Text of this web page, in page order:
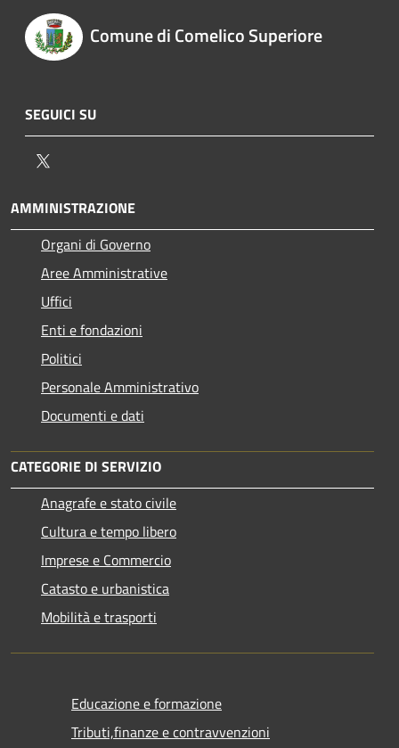
Comune di Comelico Superiore
SEGUICI SU
AMMINISTRAZIONE
Organi di Governo
Aree Amministrative
Uffici
Enti e fondazioni
Politici
Personale Amministrativo
Documenti e dati
CATEGORIE DI SERVIZIO
Anagrafe e stato civile
Cultura e tempo libero
Imprese e Commercio
Catasto e urbanistica
Mobilità e trasporti
Educazione e formazione
Tributi,finanze e contravvenzioni